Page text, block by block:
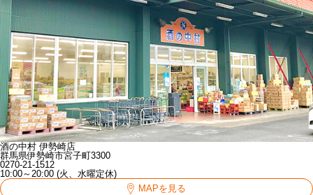
酒の中村 伊勢崎店
群馬県伊勢崎市宮子町3300
0270-21-1512
10:00～20:00 (火、水曜定休)
MAPを見る